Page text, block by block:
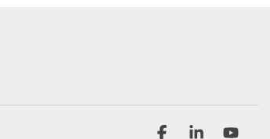
FacebookLinkedin